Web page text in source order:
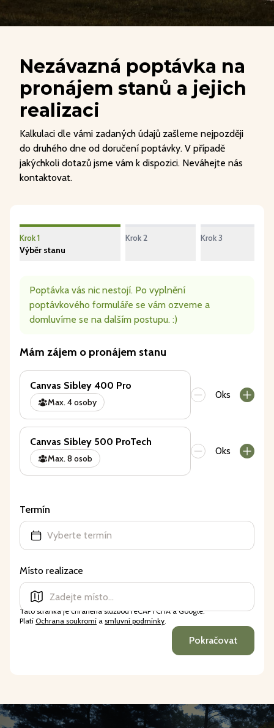
Nezávazná poptávka na
pronájem stanů a jejich
realizaci
Kalkulaci dle vámi zadaných údajů zašleme nejpozději
do druhého dne od doručení poptávky. V případě
jakýchkoli dotazů jsme vám k dispozici. Neváhejte nás
kontaktovat.
Krok 1
Výběr stanu
Krok 2 Krok 3
Poptávka vás nic nestojí. Po vyplnění
poptávkového formuláře se vám ozveme a
domluvíme se na dalším postupu. :)
Mám zájem o pronájem stanu
Canvas Sibley 400 Pro
Max. 4 osoby
0ks
Canvas Sibley 500 ProTech
Max. 8 osob
0ks
Termín
Vyberte termín
Místo realizace
Tato stránka je chráněna službou reCAPTCHA a Google.
Platí Ochrana soukromí a smluvní podmínky.
Pokračovat